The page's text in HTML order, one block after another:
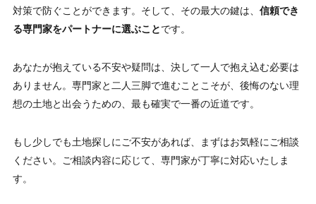
対策で防ぐことができます。そして、その最大の鍵は、 信頼でき
る専門家をパートナーに選ぶことです。
あなたが抱えている不安や疑問は、決して一人で抱え込む必要は
ありません。専門家と二人三脚で進むことこそが、後悔のない理
想の土地と出会うための、最も確実で一番の近道です。
もし少しでも土地探しにご不安があれば、まずはお気軽にご相談
ください。ご相談内容に応じて、専門家が丁寧に対応いたしま
す。